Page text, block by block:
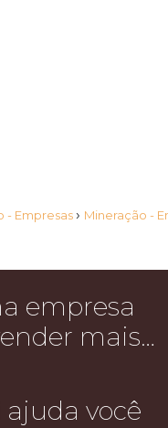
- Empresas › Mineração -
empresa
mais…
ajuda você